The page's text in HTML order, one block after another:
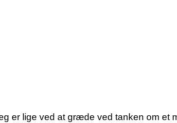
er lige ved at græde ved tanken om et